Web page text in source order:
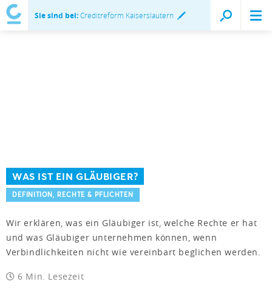
Sie sind bei:Creditreform Kaiserslautern
WAS IST EIN GLÄUBIGER?
DEFINITION, RECHTE & PFLICHTEN
Wir erklären, was ein Gläubiger ist, welche Rechte er hat
und was Gläubiger unternehmen können, wenn
Verbindlichkeiten nicht wie vereinbart beglichen werden.
6 Min. Lesezeit